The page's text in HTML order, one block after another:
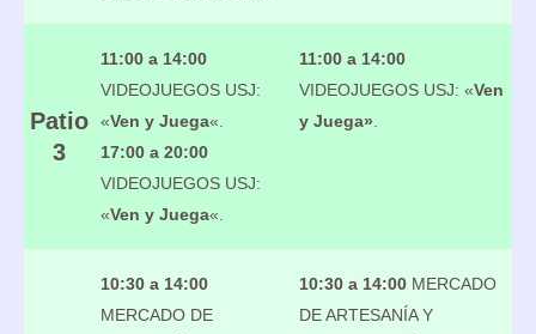
Patio
3
11:00 a 14:00
VIDEOJUEGOS USJ:
«Ven y Juega«.
17:00 a 20:00
VIDEOJUEGOS USJ:
«Ven y Juega«.
11:00 a 14:00
VIDEOJUEGOS USJ: «Ven
y Juega»
10:30 a 14:00
MERCADO DE
10:30 a 14:00 MERCADO
DE ARTESANÍA Y